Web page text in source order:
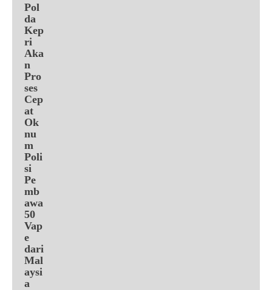
Pol
da
Kep
ri
Aka
n
Pro
ses
Cep
at
Ok
nu
m
Poli
si
Pe
mb
awa
50
Vap
e
dari
Mal
aysi
a